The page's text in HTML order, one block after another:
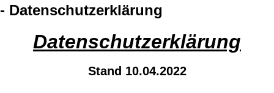
- Datenschutzerklärung
Datenschutzerklärung
Stand 10.04.2022